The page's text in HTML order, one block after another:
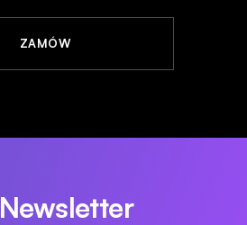
ZAMÓW
Newsletter